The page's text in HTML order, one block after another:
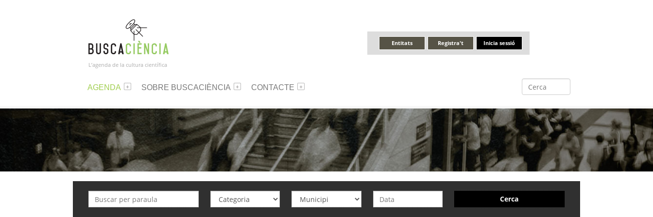
L’agenda de la cultura científica
Inicia sessió
Registra't
Entitats
AGENDA SOBRE BUSCACIÈNCIA CONTACTE
Cerca